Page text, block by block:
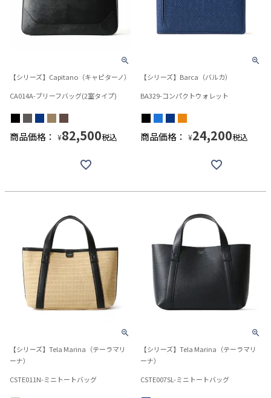
【シリーズ】Capitano（キャピターノ）
CA014A-ブリーフバッグ(2室タイプ)
商品価格： ¥82,500税込
【シリーズ】Barca（バルカ）
BA329-コンパクトウォレット
商品価格： ¥24,200税込
【シリーズ】Tela Marina（テーラマリ
ーナ）
CSTE011N-ミニトートバッグ
【シリーズ】Tela Marina（テーラマリ
ーナ）
CSTE007SL-ミニトートバッグ